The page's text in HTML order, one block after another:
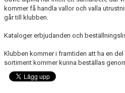
TÄVLING
LÄGER
KLUBBKLÄDER & UTRUSTNING
KONTAKT
kommer få handla vallor och valla
går till klubben.
Kataloger erbjudanden och
Klubben kommer i framtiden att ha en
sortiment kommer kunna beställas